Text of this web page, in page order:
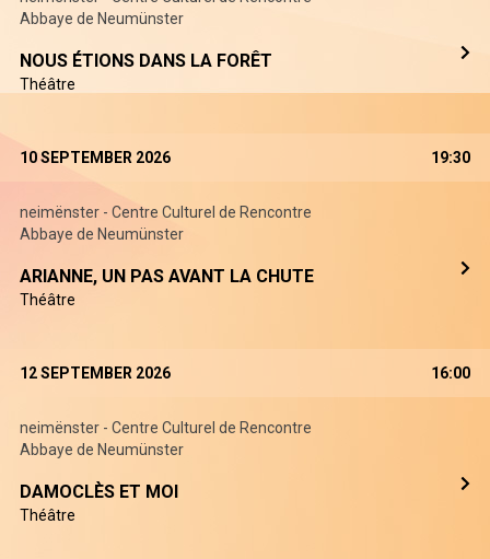
Abbaye de Neumünster
NOUS ÉTIONS DANS LA FORÊT
Théâtre
10 SEPTEMBER 2026 19:30
neimënster - Centre Culturel de Rencontre
Abbaye de Neumünster
ARIANNE, UN PAS AVANT LA CHUTE
Théâtre
12 SEPTEMBER 2026 16:00
neimënster - Centre Culturel de Rencontre
Abbaye de Neumünster
DAMOCLÈS ET MOI
Théâtre